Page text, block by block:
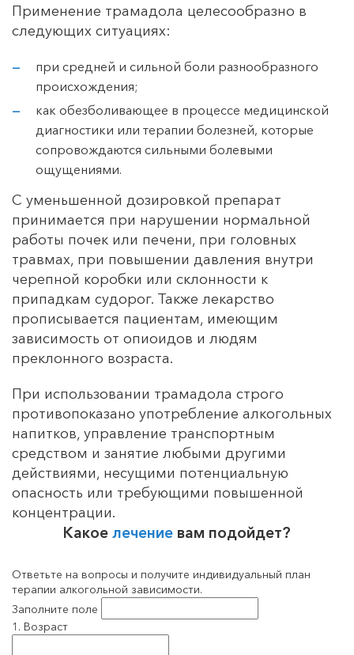
Применение трамадола целесообразно в
следующих ситуациях:
при средней и сильной боли разнообразного
происхождения;
как обезболивающее в процессе медицинской
диагностики или терапии болезней, которые
сопровождаются сильными болевыми
ощущениями.
С уменьшенной дозировкой препарат
принимается при нарушении нормальной
работы почек или печени, при головных
травмах, при повышении давления внутри
черепной коробки или склонности к
припадкам судорог. Также лекарство
прописывается пациентам, имеющим
зависимость от опиоидов и людям
преклонного возраста.
При использовании трамадола строго
противопоказано употребление алкогольных
напитков, управление транспортным
средством и занятие любыми другими
действиями, несущими потенциальную
опасность или требующими повышенной
концентрации.
Какое лечение вам подойдет?
Ответьте на вопросы и получите индивидуальный план
терапии алкогольной зависимости.
Заполните поле
1. Возраст